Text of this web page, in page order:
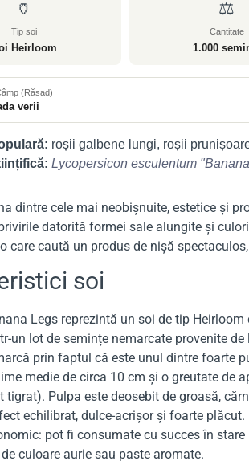
🏺
Tip soi
Heirloom
⚖️
Cantitate
1.000
(Răsad)
verii
roșii galbene lungi, roșii
Lycopersicon esculentum
dintre cele mai neobișnuite, estetice și
datorită formei sale alungite și
care caută un produs de nișă
soi
Legs reprezintă un soi de tip
un lot de semințe nemarcate provenite
prin faptul că este unul dintre foarte
medie de circa 10 cm și o greutate de
tigrat). Pulpa este deosebit de groasă,
echilibrat, dulce-acrișor și foarte
pot fi consumate cu succes în
culoare aurie sau paste aromate.